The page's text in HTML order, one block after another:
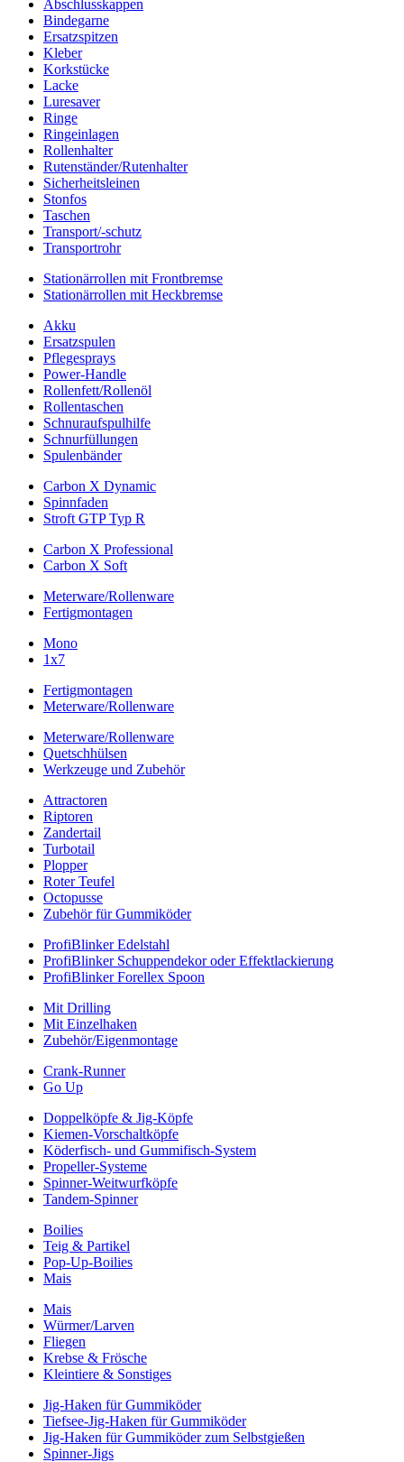
Abschlusskappen
Bindegarne
Ersatzspitzen
Kleber
Korkstücke
Lacke
Luresaver
Ringe
Ringeinlagen
Rollenhalter
Rutenständer/Rutenhalter
Sicherheitsleinen
Stonfos
Taschen
Transport/-schutz
Transportrohr
Stationärrollen mit Frontbremse
Stationärrollen mit Heckbremse
Akku
Ersatzspulen
Pflegesprays
Power-Handle
Rollenfett/Rollenöl
Rollentaschen
Schnuraufspulhilfe
Schnurfüllungen
Spulenbänder
Carbon X Dynamic
Spinnfaden
Stroft GTP Typ R
Carbon X Professional
Carbon X Soft
Meterware/Rollenware
Fertigmontagen
Mono
1x7
Fertigmontagen
Meterware/Rollenware
Meterware/Rollenware
Quetschhülsen
Werkzeuge und Zubehör
Attractoren
Riptoren
Zandertail
Turbotail
Plopper
Roter Teufel
Octopusse
Zubehör für Gummiköder
ProfiBlinker Edelstahl
ProfiBlinker Schuppendekor oder Effektlackierung
ProfiBlinker Forellex Spoon
Mit Drilling
Mit Einzelhaken
Zubehör/Eigenmontage
Crank-Runner
Go Up
Doppelköpfe & Jig-Köpfe
Kiemen-Vorschaltköpfe
Köderfisch- und Gummifisch-System
Propeller-Systeme
Spinner-Weitwurfköpfe
Tandem-Spinner
Boilies
Teig & Partikel
Pop-Up-Boilies
Mais
Mais
Würmer/Larven
Fliegen
Krebse & Frösche
Kleintiere & Sonstiges
Jig-Haken für Gummiköder
Tiefsee-Jig-Haken für Gummiköder
Jig-Haken für Gummiköder zum Selbstgießen
Spinner-Jigs